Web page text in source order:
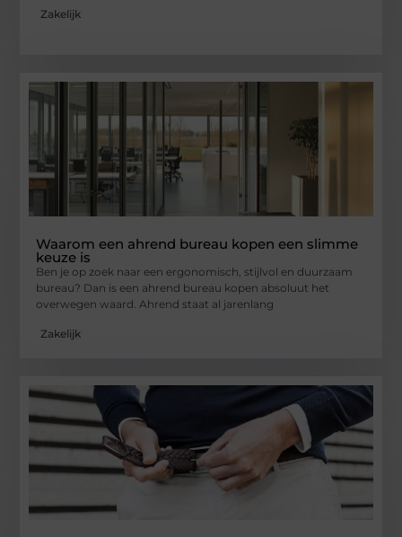
Zakelijk
Waarom een ahrend bureau kopen een slimme
keuze is
Ben je op zoek naar een ergonomisch, stijlvol en duurzaam
bureau? Dan is een ahrend bureau kopen absoluut het
overwegen waard. Ahrend staat al jarenlang
Zakelijk